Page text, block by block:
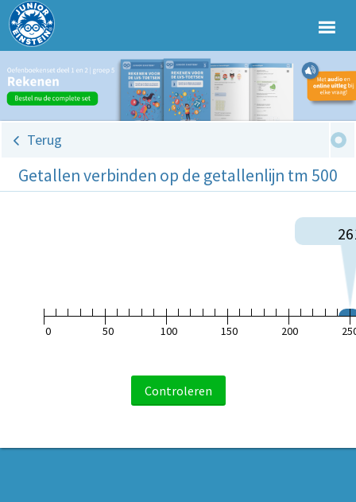
Terug
Getallen verbinden op de getallenlijn tm 500
0 50 100 150 200